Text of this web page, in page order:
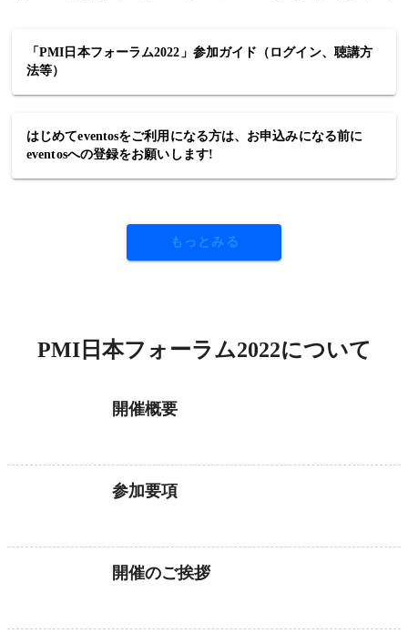
「PMI日本フォーラム2022」参加ガイド（ログイン、聴講方
法等）
はじめてeventosをご利用になる方は、お申込みになる前に
eventosへの登録をお願いします!
もっとみる
PMI日本フォーラム2022について
開催概要
参加要項
開催のご挨拶